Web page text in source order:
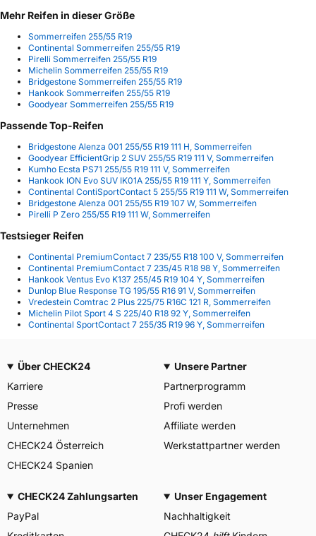
Mehr Reifen in dieser Größe
Sommerreifen 255/55 R19
Continental Sommerreifen 255/55 R19
Pirelli Sommerreifen 255/55 R19
Michelin Sommerreifen 255/55 R19
Bridgestone Sommerreifen 255/55 R19
Hankook Sommerreifen 255/55 R19
Goodyear Sommerreifen 255/55 R19
Passende Top-Reifen
Bridgestone Alenza 001 255/55 R19 111 H, Sommerreifen
Goodyear EfficientGrip 2 SUV 255/55 R19 111 V, Sommerreifen
Kumho Ecsta PS71 255/55 R19 111 V, Sommerreifen
Hankook ION Evo SUV IK01A 255/55 R19 111 Y, Sommerreifen
Continental ContiSportContact 5 255/55 R19 111 W, Sommerreifen
Bridgestone Alenza 001 255/55 R19 107 W, Sommerreifen
Pirelli P Zero 255/55 R19 111 W, Sommerreifen
Testsieger Reifen
Continental PremiumContact 7 235/55 R18 100 V, Sommerreifen
Continental PremiumContact 7 235/45 R18 98 Y, Sommerreifen
Hankook Ventus Evo K137 255/45 R19 104 Y, Sommerreifen
Dunlop Blue Response TG 195/55 R16 91 V, Sommerreifen
Vredestein Comtrac 2 Plus 225/75 R16C 121 R, Sommerreifen
Michelin Pilot Sport 4 S 225/40 R18 92 Y, Sommerreifen
Continental SportContact 7 255/35 R19 96 Y, Sommerreifen
Über CHECK24
Karriere
Presse
Unternehmen
CHECK24 Österreich
CHECK24 Spanien
Unsere Partner
Partnerprogramm
Profi werden
Affiliate werden
Werkstattpartner werden
CHECK24 Zahlungsarten
PayPal
Unser Engagement
Nachhaltigkeit